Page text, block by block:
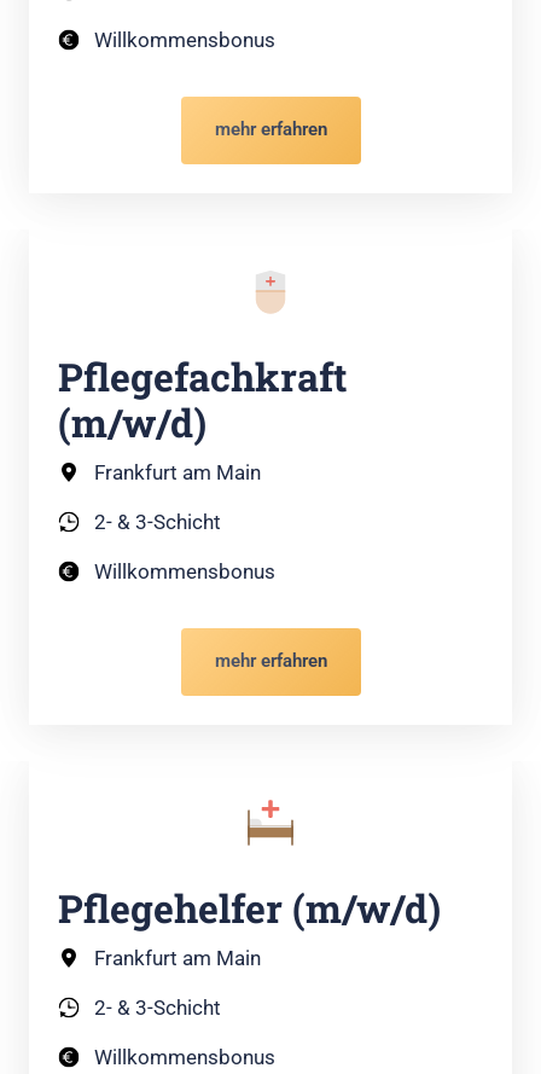
Willkommensbonus
mehr erfahren
Pflegefachkraft
(m/w/d)
Frankfurt am Main
2- & 3-Schicht
Willkommensbonus
mehr erfahren
Pflegehelfer (m/w/d)
Frankfurt am Main
2- & 3-Schicht
Willkommensbonus